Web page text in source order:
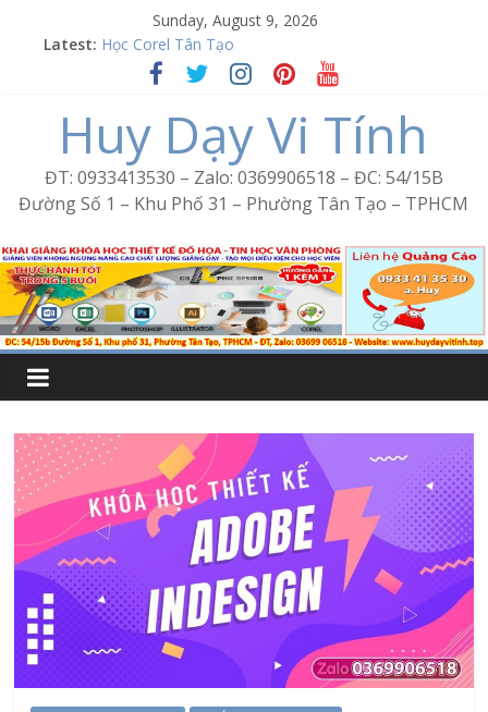
Sunday, August 9, 2026
Latest:
Word Bình Trị Đông – Tin học văn phòng cấp tốc
Học Corel Tân Tạo
Cách tạo USB Boot bằng Ventoy
Excel Bình Trị Đông – Vi tính văn phòng cấp tốc
Huy Dạy Vi Tính
ĐT: 0933413530 – Zalo: 0369906518 – ĐC: 54/15B
Đường Số 1 – Khu Phố 31 – Phường Tân Tạo – TPHCM